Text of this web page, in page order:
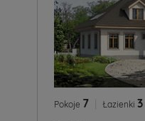
Pokoje 7 Łazienki 3